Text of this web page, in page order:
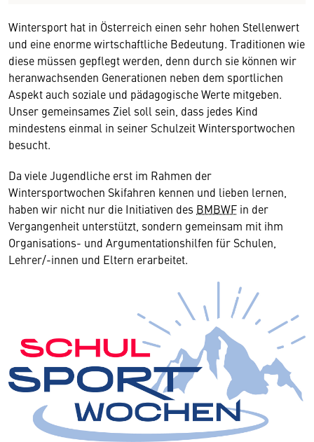
Wintersport hat in Österreich einen sehr hohen Stellenwert
und eine enorme wirtschaftliche Bedeutung. Traditionen wie
diese müssen gepflegt werden, denn durch sie können wir
heranwachsenden Generationen neben dem sportlichen
Aspekt auch soziale und pädagogische Werte mitgeben.
Unser gemeinsames Ziel soll sein, dass jedes Kind
mindestens einmal in seiner Schulzeit Wintersportwochen
besucht.
Da viele Jugendliche erst im Rahmen der
Wintersportwochen Skifahren kennen und lieben lernen,
haben wir nicht nur die Initiativen des BMBWF in der
Vergangenheit unterstützt, sondern gemeinsam mit ihm
Organisations- und Argumentationshilfen für Schulen,
Lehrer/-innen und Eltern erarbeitet.